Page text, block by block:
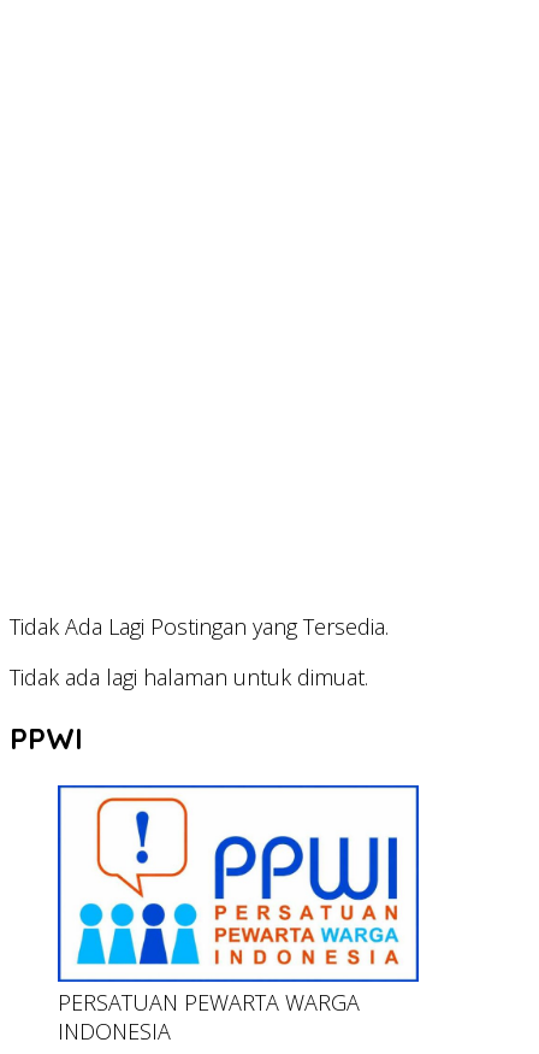
Tidak Ada Lagi Postingan yang Tersedia.
Tidak ada lagi halaman untuk dimuat.
PPWI
PERSATUAN PEWARTA WARGA
INDONESIA